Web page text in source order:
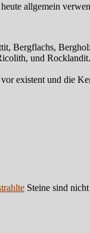
allgemein
Bergflachs,
und
existent und die
Steine sind